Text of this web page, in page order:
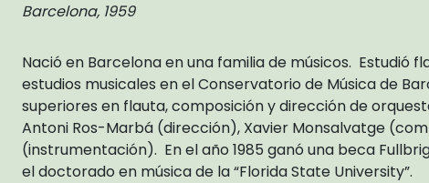
Barcelona, 1959
Nació en Barcelona en una familia de músicos. Estudió
estudios musicales en el Conservatorio de Música de
superiores en flauta, composición y dirección de
Antoni Ros-Marbá (dirección), Xavier Monsalvatge
(instrumentación). En el año 1985 ganó una beca
el doctorado en música de la “Florida State University”.